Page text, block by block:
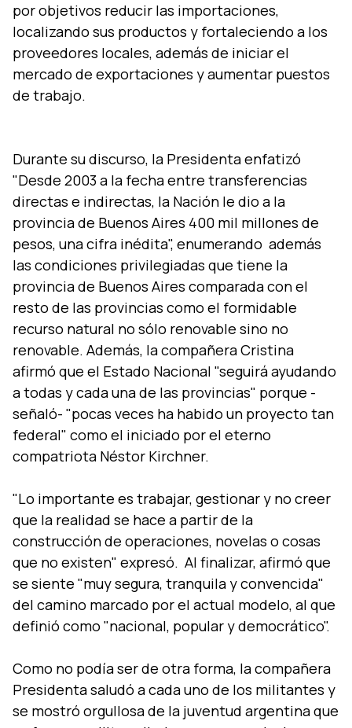
por objetivos reducir las importaciones,
localizando sus productos y fortaleciendo a los
proveedores locales, además de iniciar el
mercado de exportaciones y aumentar puestos
de trabajo.
Durante su discurso, la Presidenta enfatizó
"Desde 2003 a la fecha entre transferencias
directas e indirectas, la Nación le dio a la
provincia de Buenos Aires 400 mil millones de
pesos, una cifra inédita", enumerando además
las condiciones privilegiadas que tiene la
provincia de Buenos Aires comparada con el
resto de las provincias como el formidable
recurso natural no sólo renovable sino no
renovable. Además, la compañera Cristina
afirmó que el Estado Nacional "seguirá ayudando
a todas y cada una de las provincias" porque -
señaló- "pocas veces ha habido un proyecto tan
federal" como el iniciado por el eterno
compatriota Néstor Kirchner.
"Lo importante es trabajar, gestionar y no creer
que la realidad se hace a partir de la
construcción de operaciones, novelas o cosas
que no existen" expresó. Al finalizar, afirmó que
se siente "muy segura, tranquila y convencida"
del camino marcado por el actual modelo, al que
definió como "nacional, popular y democrático".
Como no podí­a ser de otra forma, la compañera
Presidenta saludó a cada uno de los militantes y
se mostró orgullosa de la juventud argentina que